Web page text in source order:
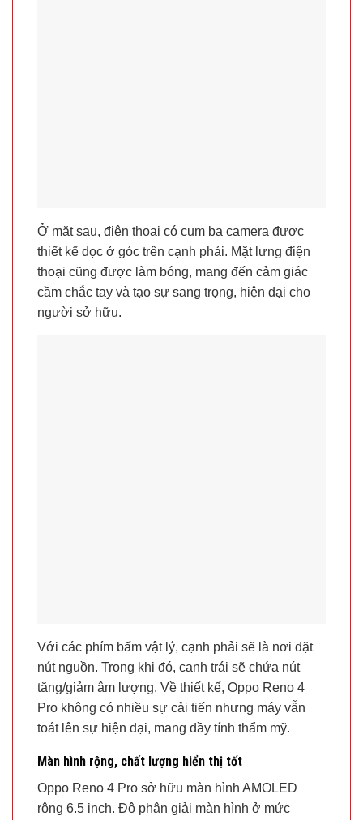
Ở mặt sau, điện thoại có cụm ba camera được
thiết kế dọc ở góc trên cạnh phải. Mặt lưng điện
thoại cũng được làm bóng, mang đến cảm giác
cầm chắc tay và tạo sự sang trọng, hiện đại cho
người sở hữu.
Với các phím bấm vật lý, cạnh phải sẽ là nơi đặt
nút nguồn. Trong khi đó, cạnh trái sẽ chứa nút
tăng/giảm âm lượng. Về thiết kế, Oppo Reno 4
Pro không có nhiều sự cải tiến nhưng máy vẫn
toát lên sự hiện đại, mang đầy tính thẩm mỹ.
Màn hình rộng, chất lượng hiển thị tốt
Oppo Reno 4 Pro sở hữu màn hình AMOLED
rộng 6.5 inch. Độ phân giải màn hình ở mức